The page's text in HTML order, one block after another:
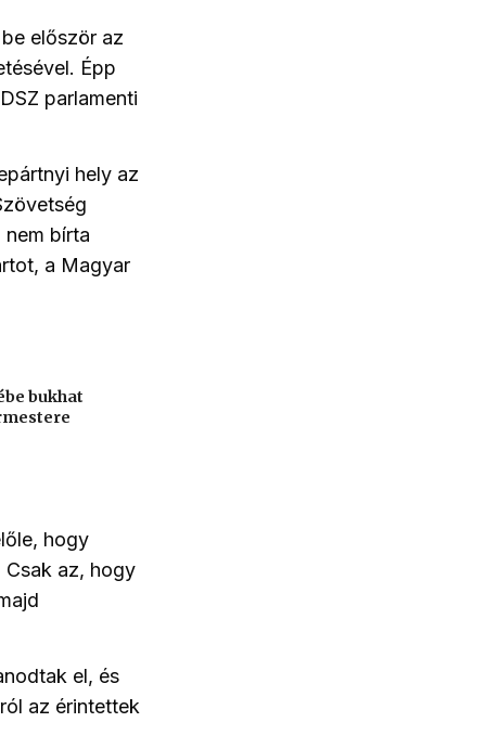
először az
Épp
parlamenti
hely az
bírta
a Magyar
bukhat
hogy
az, hogy
el, és
az érintettek